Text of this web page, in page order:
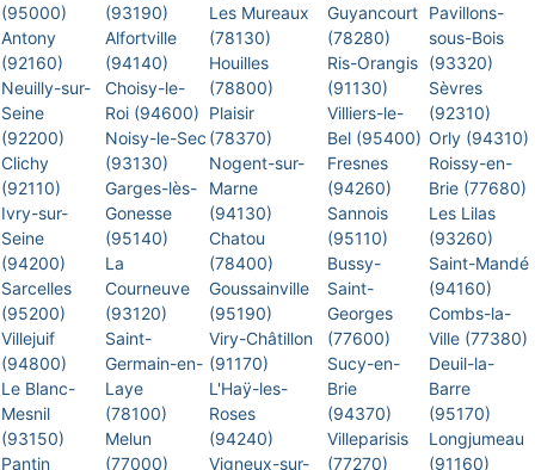
(95000)
Antony
(92160)
Neuilly-sur-
Seine
(92200)
Clichy
(92110)
Ivry-sur-
Seine
(94200)
Sarcelles
(95200)
Villejuif
(94800)
Le Blanc-
Mesnil
(93150)
Pantin
(93190)
Alfortville
(94140)
Choisy-le-
Roi (94600)
Noisy-le-Sec
(93130)
Garges-lès-
Gonesse
(95140)
La
Courneuve
(93120)
Saint-
Germain-en-
Laye
(78100)
Melun
(77000)
Les Mureaux
(78130)
Houilles
(78800)
Plaisir
(78370)
Nogent-sur-
Marne
(94130)
Chatou
(78400)
Goussainville
(95190)
Viry-Châtillon
(91170)
L'Haÿ-les-
Roses
(94240)
Vigneux-sur-
Guyancourt
(78280)
Ris-Orangis
(91130)
Villiers-le-
Bel (95400)
Fresnes
(94260)
Sannois
(95110)
Bussy-
Saint-
Georges
(77600)
Sucy-en-
Brie
(94370)
Villeparisis
(77270)
Pavillons-
sous-Bois
(93320)
Sèvres
(92310)
Orly (94310)
Roissy-en-
Brie (77680)
Les Lilas
(93260)
Saint-Mandé
(94160)
Combs-la-
Ville (77380)
Deuil-la-
Barre
(95170)
Longjumeau
(91160)